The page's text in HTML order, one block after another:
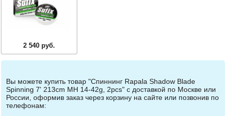
2 540 руб.
Вы можете купить товар "Спиннинг Rapala Shadow Blade
Spinning 7' 213cm MH 14-42g, 2pcs" с доставкой по Москве или
России, оформив заказ через корзину на сайте или позвонив по
телефонам: